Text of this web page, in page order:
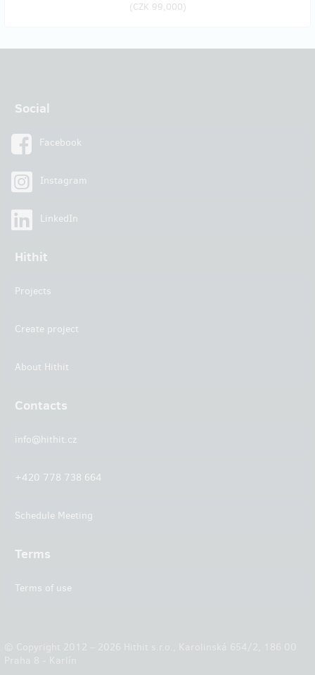
(CZK 99,000)
Social
Facebook
Instagram
LinkedIn
Hithit
Projects
Create project
About Hithit
Contacts
info@hithit.cz
+420 778 738 664
Schedule Meeting
Terms
Terms of use